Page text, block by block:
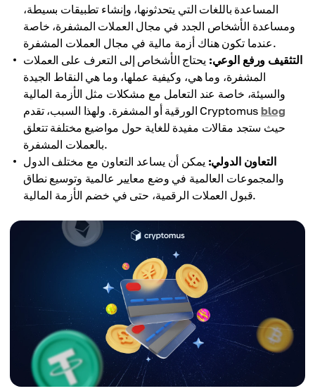
المساعدة باللغات التي يتحدثونها، وإنشاء تطبيقات بسيطة،
ومساعدة الأشخاص الجدد في مجال العملات المشفرة، خاصة
عندما تكون هناك أزمة مالية في مجال العملات المشفرة.
التثقيف ورفع الوعي: يحتاج الأشخاص إلى التعرف على العملات
المشفرة، وما هي، وكيفية عملها، وما هي النقاط الجيدة
والسيئة، خاصة عند التعامل مع مشكلات مثل الأزمة المالية
الورقية أو المشفرة. ولهذا السبب، تقدم Cryptomusblog
حيث ستجد مقالات مفيدة للغاية حول مواضيع مختلفة تتعلق
بالعملات المشفرة.
التعاون الدولي: يمكن أن يساعد التعاون مع مختلف الدول
والمجموعات العالمية في وضع معايير عالمية وتوسيع نطاق
قبول العملات الرقمية، حتى في خضم الأزمة المالية.